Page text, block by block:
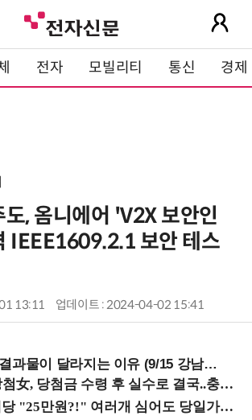
전자 모빌리티 통신 경제
도, 옴니에어 'V2X 보안인
IEEE1609.2.1 보안 테스
13:11 업데이트 : 2024-04-02 15:41
과물이 달라지는 이유 (9/15 강남역)